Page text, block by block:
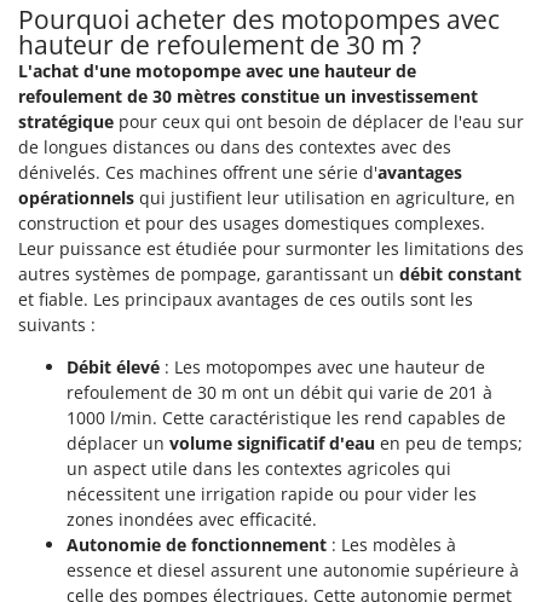
Zephir
ZGrills
Zodiac
Zomax
Pourquoi acheter des motopompes avec
hauteur de refoulement de 30 m ?
L'achat d'une motopompe avec une hauteur de
refoulement de 30 mètres constitue un investissement
stratégique pour ceux qui ont besoin de déplacer de l'eau sur
de longues distances ou dans des contextes avec des
dénivelés. Ces machines offrent une série d'avantages
opérationnels qui justifient leur utilisation en agriculture, en
construction et pour des usages domestiques complexes.
Leur puissance est étudiée pour surmonter les limitations des
autres systèmes de pompage, garantissant un débit constant
et fiable. Les principaux avantages de ces outils sont les
suivants :
Débit élevé : Les motopompes avec une hauteur de
refoulement de 30 m ont un débit qui varie de 201 à
1000 l/min. Cette caractéristique les rend capables de
déplacer un volume significatif d'eau en peu de temps;
un aspect utile dans les contextes agricoles qui
nécessitent une irrigation rapide ou pour vider les
zones inondées avec efficacité.
Autonomie de fonctionnement : Les modèles à
essence et diesel assurent une autonomie supérieure à
celle des pompes électriques. Cette autonomie permet